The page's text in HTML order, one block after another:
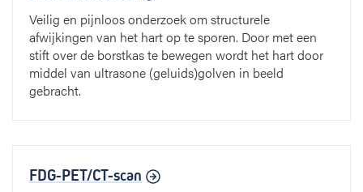
Veilig en pijnloos onderzoek om structurele
afwijkingen van het hart op te sporen. Door met een
stift over de borstkas te bewegen wordt het hart door
middel van ultrasone (geluids)golven in beeld
gebracht.
FDG-PET/CT-scan